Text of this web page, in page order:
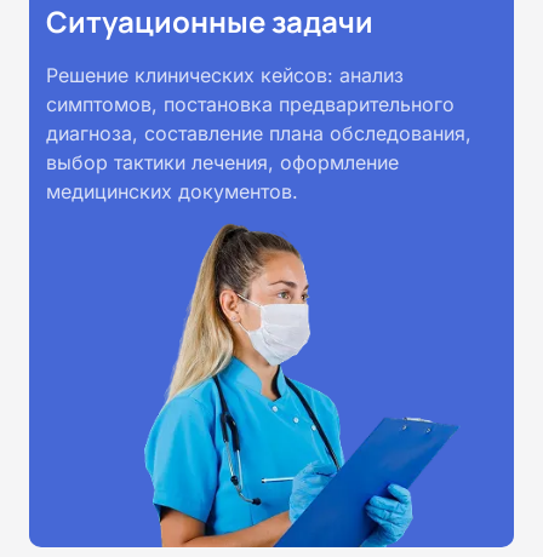
Ситуационные задачи
Решение клинических кейсов: анализ
симптомов, постановка предварительного
диагноза, составление плана обследования,
выбор тактики лечения, оформление
медицинских документов.